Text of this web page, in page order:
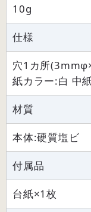
10g
仕様
穴1カ所
紙カラー:白 中
材質
本体:硬質塩ビ
付属品
台紙×1枚